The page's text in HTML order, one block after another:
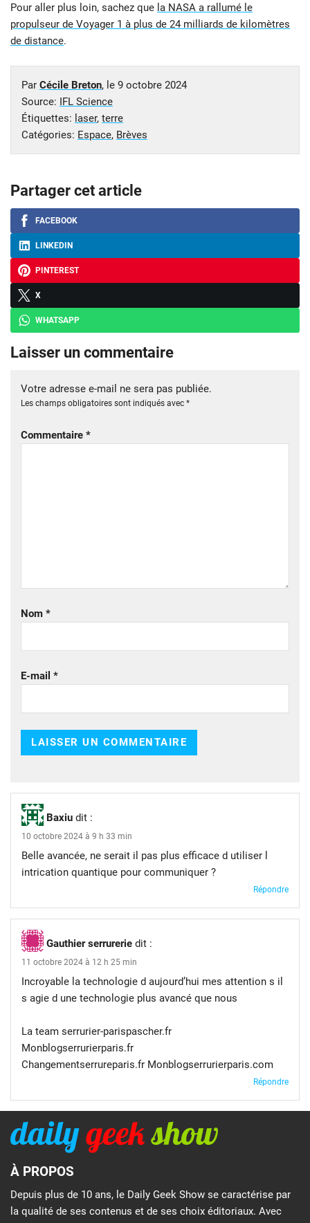
Pour aller plus loin, sachez que la NASA a rallumé le
propulseur de Voyager 1 à plus de 24 milliards de kilomètres
de distance.
Par Cécile Breton, le 9 octobre 2024
Source: IFL Science
Étiquettes: laser, terre
Catégories: Espace, Brèves
Partager cet article
FACEBOOK
LINKEDIN
PINTEREST
X
WHATSAPP
Laisser un commentaire
Votre adresse e-mail ne sera pas publiée.
Les champs obligatoires sont indiqués avec *
Commentaire *
Nom *
E-mail *
Baxiu dit :
10 octobre 2024 à 9 h 33 min
Belle avancée, ne serait il pas plus efficace d utiliser l
intrication quantique pour communiquer ?
Répondre
Gauthier serrurerie dit :
11 octobre 2024 à 12 h 25 min
Incroyable la technologie d aujourd’hui mes attention s il
s agie d une technologie plus avancé que nous
La team serrurier-parispascher.fr
Monblogserrurierparis.fr
Changementserrureparis.fr Monblogserrurierparis.com
Répondre
À PROPOS
Depuis plus de 10 ans, le Daily Geek Show se caractérise par
la qualité de ses contenus et de ses choix éditoriaux. Avec